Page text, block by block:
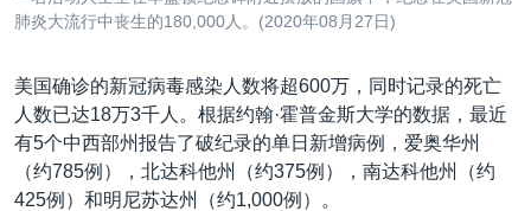
美国之音专访
台海两岸关系
南中国海争端
关注西藏
其他语言网站
肺炎大流行中丧生的180,000人。(2020年08月27日)
美国确诊的新冠病毒感染人数将超600万，同时记录的死亡
人数已达18万3千人。根据约翰·霍普金斯大学的数据，最近
有5个中西部州报告了破纪录的单日新增病例，爱奥华州
（约785例），北达科他州（约375例），南达科他州（约
425例）和明尼苏达州（约1,000例）。